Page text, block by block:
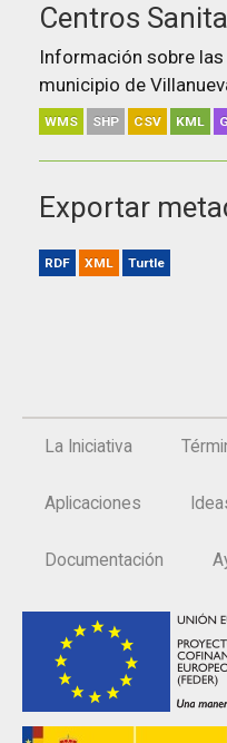
Centros
Información sobre
municipio de
WMS SHP CSV KML
Exportar
RDF XML Turtle
La Iniciativa
Aplicaciones
Documentación